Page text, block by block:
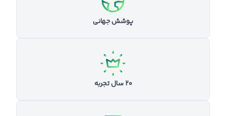
پوشش جهانی
۲۰ سال تجربه